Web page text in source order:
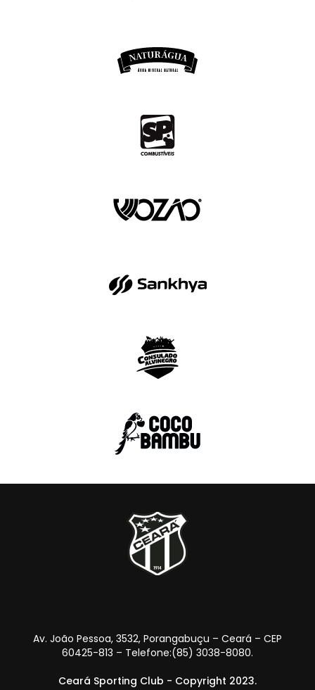
Av. João Pessoa, 3532, Porangabuçu – Ceará – CEP
60425-813 – Telefone:(85) 3038-8080.
Ceará Sporting Club - Copyright 2023.